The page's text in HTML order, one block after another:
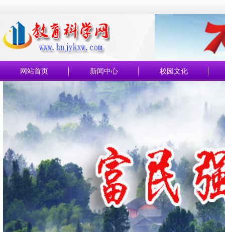
网站首页 新闻中心 校园文化